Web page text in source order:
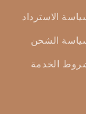
الاسترداد
الشحن
الخدمة